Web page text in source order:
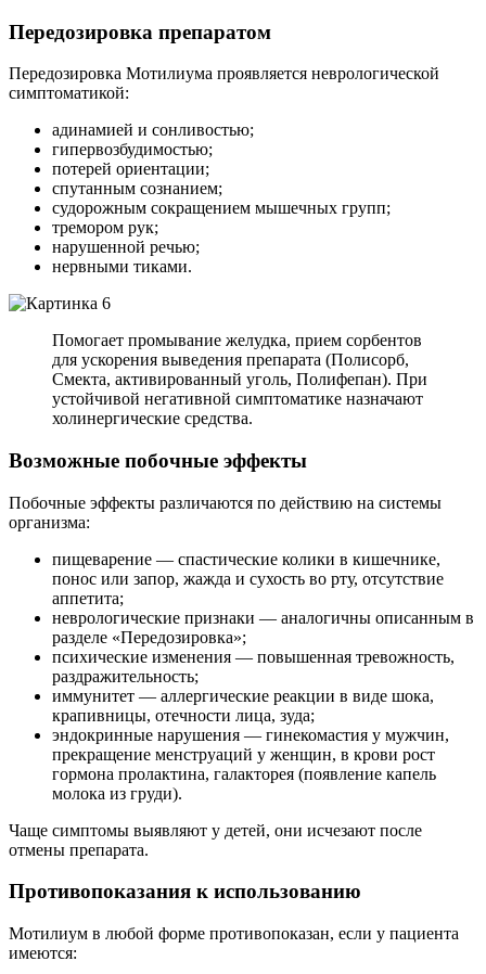
Передозировка препаратом
Передозировка Мотилиума проявляется неврологической
симптоматикой:
адинамией и сонливостью;
гипервозбудимостью;
потерей ориентации;
спутанным сознанием;
судорожным сокращением мышечных групп;
тремором рук;
нарушенной речью;
нервными тиками.
Помогает промывание желудка, прием сорбентов
для ускорения выведения препарата (Полисорб,
Смекта, активированный уголь, Полифепан). При
устойчивой негативной симптоматике назначают
холинергические средства.
Возможные побочные эффекты
Побочные эффекты различаются по действию на системы
организма:
пищеварение — спастические колики в кишечнике,
понос или запор, жажда и сухость во рту, отсутствие
аппетита;
неврологические признаки — аналогичны описанным в
разделе «Передозировка»;
психические изменения — повышенная тревожность,
раздражительность;
иммунитет — аллергические реакции в виде шока,
крапивницы, отечности лица, зуда;
эндокринные нарушения — гинекомастия у мужчин,
прекращение менструаций у женщин, в крови рост
гормона пролактина, галакторея (появление капель
молока из груди).
Чаще симптомы выявляют у детей, они исчезают после
отмены препарата.
Противопоказания к использованию
Мотилиум в любой форме противопоказан, если у пациента
имеются: